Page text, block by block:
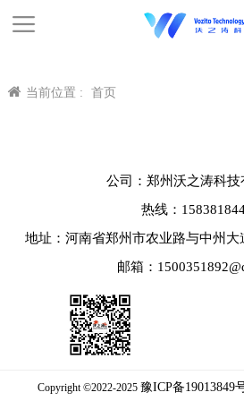
当前位置 : 首页
公司：郑州沃之涛科技
热线：
地址：河南省郑州市农业路与中州大
邮箱：
Copyright ©2022-2025 豫ICP备19013849